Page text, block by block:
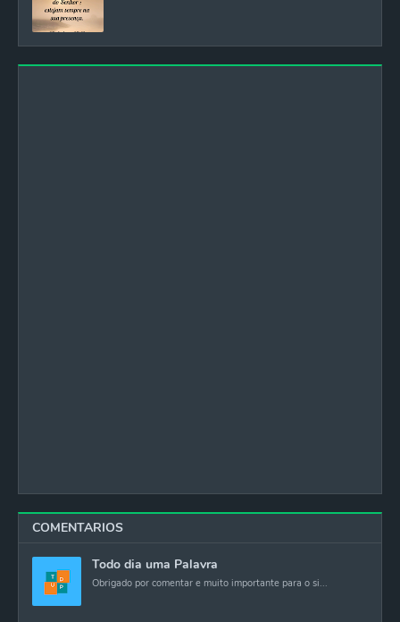
COMENTARIOS
Todo dia uma Palavra
Obrigado por comentar e muito importante para o si...